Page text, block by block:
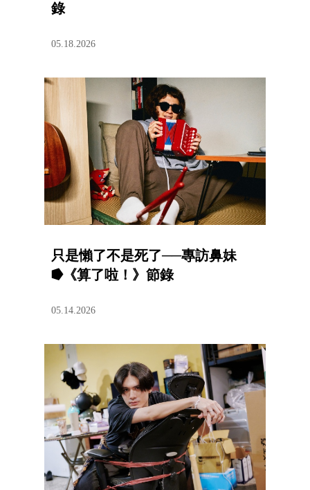
錄
05.18.2026
只是懶了不是死了──專訪鼻妹
⭓《算了啦！》節錄
05.14.2026